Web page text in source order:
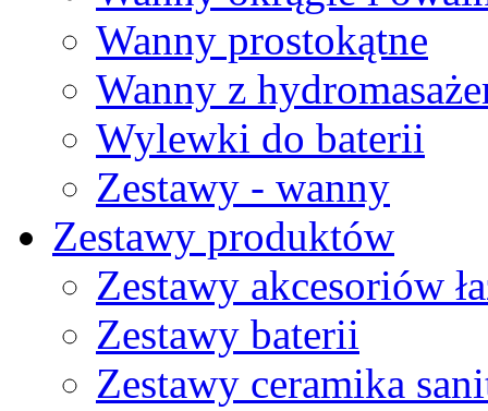
Wanny prostokątne
Wanny z
Wylewki do baterii
Zestawy - wanny
Zestawy produktów
Zestawy akcesoriów
Zestawy baterii
Zestawy ceramika